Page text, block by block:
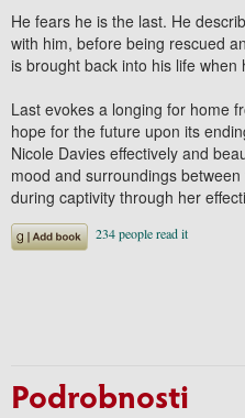
He fears he is the last. He
with him, before being rescued
is brought back into his life
Last evokes a longing for home
hope for the future upon its
Nicole Davies effectively and
mood and surroundings
during captivity through her
Podrobnosti